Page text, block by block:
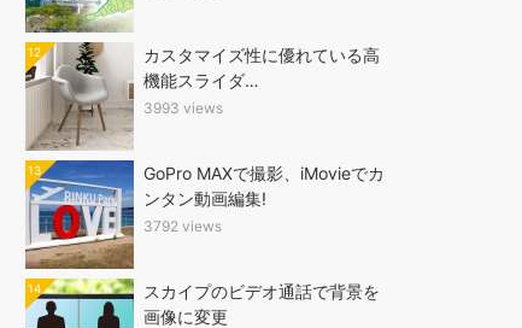
12
カスタマイズ性に優れている高
機能スライダ…
3993 views
13
GoPro MAXで撮影、iMovieでカ
ンタン動画編集!
3792 views
14
スカイプのビデオ通話で背景を
画像に変更